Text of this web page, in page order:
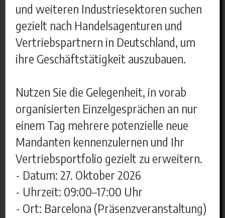
und weiteren Industriesektoren suchen
gezielt nach Handelsagenturen und
Vertriebspartnern in Deutschland, um
ihre Geschäftstätigkeit auszubauen.
Nutzen Sie die Gelegenheit, in vorab
organisierten Einzelgesprächen an nur
einem Tag mehrere potenzielle neue
Mandanten kennenzulernen und Ihr
Vertriebsportfolio gezielt zu erweitern.
- Datum: 27. Oktober 2026
- Uhrzeit: 09:00–17:00 Uhr
- Ort: Barcelona (Präsenzveranstaltung)